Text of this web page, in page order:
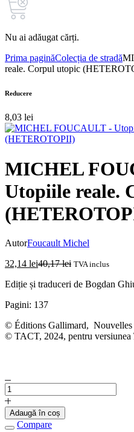
Nu ai adăugat cărți.
Prima paginăColecția de stradă
reale. Corpul utopic
Reducere
8,03 lei
MICHEL
Utopiile reale.
AutorFoucault Michel
32,14 lei40,17lei TVA inclus
Ediție și traduceri de Bogdan
Pagini: 137
© Éditions Gallimard, Nouvelles
© TACT, 2024, pentru versiunea
Cantitate
MICHEL
FOUCAULT
-
Adaugă în coș
Compare